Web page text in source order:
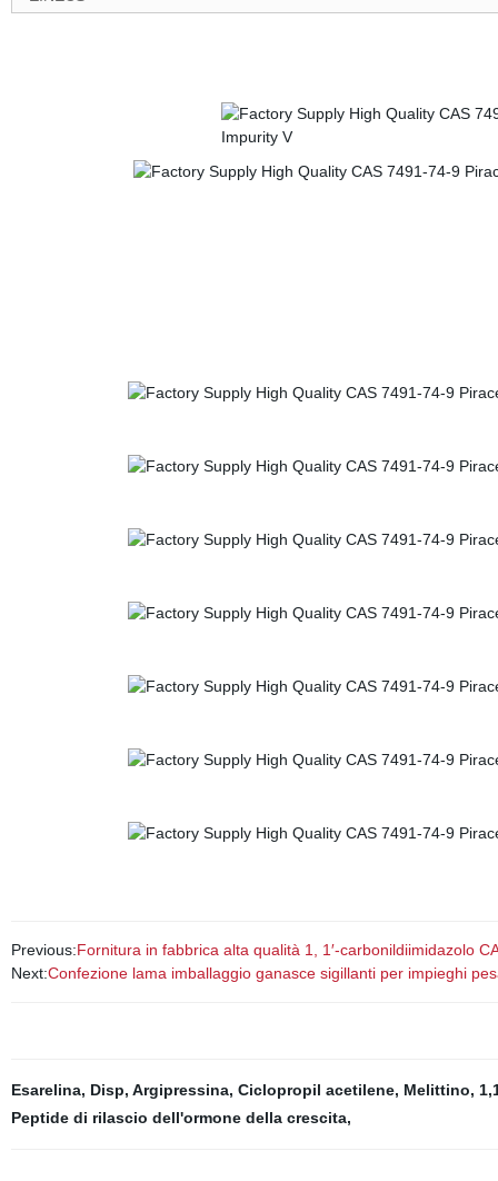
Previous:Fornitura in fabbrica alta qualità 1, 1′-carbonildiimidazolo
Next:Confezione lama imballaggio ganasce sigillanti per impieghi
Esarelina, Disp, Argipressina, Ciclopropil acetilene, Melittino,
Peptide di rilascio dell'ormone della crescita,